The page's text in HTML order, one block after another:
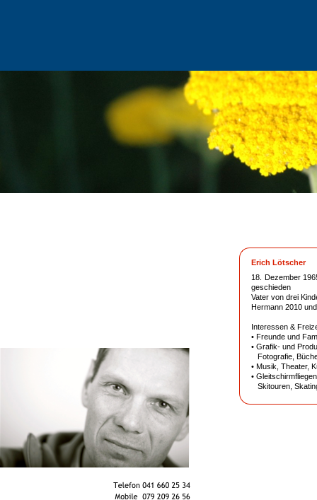
Erich Lötscher
18. Dezember
geschieden
Vater von drei
Hermann 2010
Interessen &
• Freunde und
• Grafik- und
Fotografie,
• Musik, Theater,
•
Skitouren,